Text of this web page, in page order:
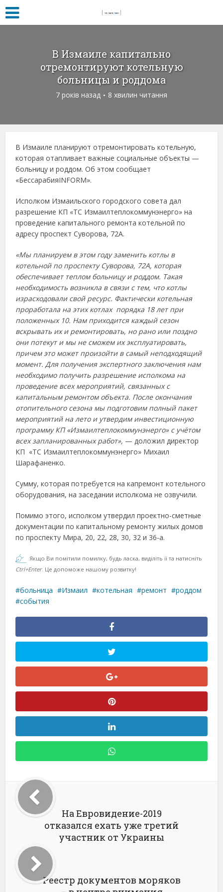
В Измаиле капитально
отремонтируют котельную
больницы и роддома
7 років назад 8 хвилин читання
В Измаиле планируют отремонтировать котельную,
которая отапливает важные социальные объекты —
больницу и роддом. Об этом сообщает
«БессарабияINFORM».
Исполком Измаильского городского совета дал
разрешение КП «ТС Измаилтеплокоммунэнерго» на
проведение капитального ремонта котельной по
адресу проспект Суворова, 72А.
«Мы планируем в этом году заменить котлы в
котельной по проспекту Суворова, 72А, которая
обеспечивает теплом больницу и роддом. Такая
необходимость возникла в связи с тем, что котлы
израсходовали свой ресурс. Фактически котельная
проработала на этих котлах порядка 18 лет при
положенных 10. Нам приходится каждый сезон
вскрывать их и ремонтировать, но рано или поздно
они потекут и мы не сможем их эксплуатировать,
причем это может произойти в самый неподходящий
момент. Для получения экспертного заключения нам
необходимо получить разрешение исполкома на
проведение всех мероприятий, связанных с
капитальным ремонтом объекта. После окончания
отопительного сезона мы подготовим полный пакет
мероприятий на лето и утвердим инвестиционную
программу КП «Измаилтеплокоммунэнерго» с учётом
всех запланированных работ», — доложил директор
КП «ТС Измаилтеплокоммунэнерго» Михаил
Шарафаненко.
Сумму, которая потребуется на капремонт котельного
оборудования, на заседании исполкома не озвучили.
Помимо этого, исполком утвердил проектно-сметные
документации по капитальному ремонту жилых домов
по проспекту Мира, 20, 22, 28, 30, 32 и 36-а.
Якщо Ви помітили помилку, будь ласка, виділіть її та натисніть
Ctrl+Enter. Це допоможе нашому розвитку!
больница Измаил котельная ремонт
роддом
события
На Евровидение-2019
отказался ехать уже третий
участник от Украины
Реестр документов моряков